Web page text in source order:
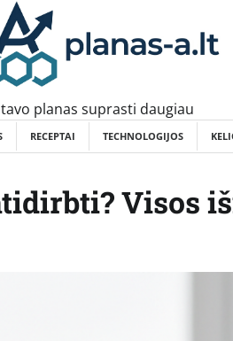
tavo planas suprasti daugiau
RECEPTAI TECHNOLOGIJOS
Visos